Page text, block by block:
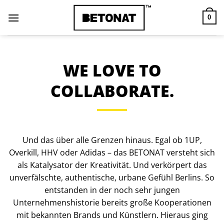
Inhalt
0
WE LOVE TO
COLLABORATE.
Und das über alle Grenzen hinaus. Egal ob 1UP,
Overkill, HHV oder Adidas – das BETONAT versteht sich
als Katalysator der Kreativität. Und verkörpert das
unverfälschte, authentische, urbane Gefühl Berlins. So
entstanden in der noch sehr jungen
Unternehmenshistorie bereits große Kooperationen
mit bekannten Brands und Künstlern. Hieraus ging